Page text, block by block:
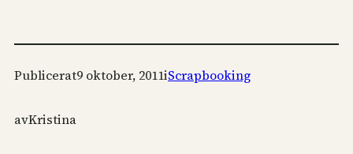
Publicerat9 oktober, 2011iScrapbooking
avKristina